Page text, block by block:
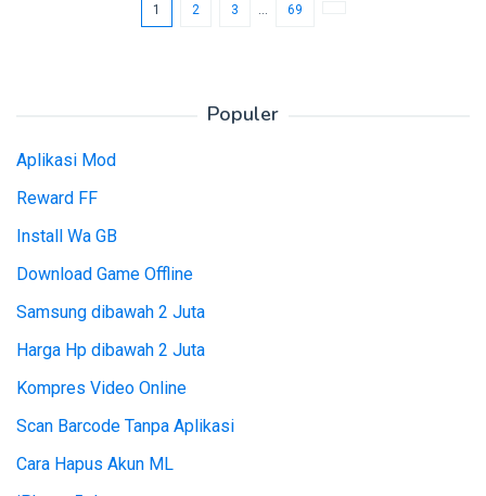
1 2 3 69
Populer
Aplikasi Mod
Reward FF
Install Wa GB
Download Game Offline
Samsung dibawah 2 Juta
Harga Hp dibawah 2 Juta
Kompres Video Online
Scan Barcode Tanpa Aplikasi
Cara Hapus Akun ML